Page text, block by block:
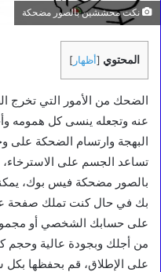
نكت محششين بالصور مضحكة
المحتوي [أظهار ]
الضحك من الأمور التي تخرج
عنه وتجعله ينسى كل همومه
البهجة وارتسام الضحكة على
تساعد الجسم على
بالصور مضحكة فيس بوك،
بك في حال كنت تملك صفحة
على حسابك الشخصي أو
من أجلك وبجودة عالية وحجم
على الإطلاق، قم بحفظها